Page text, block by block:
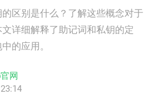
区别是什么？了解这些概念对于
详细解释了助记词和私钥的定
的应用。
网